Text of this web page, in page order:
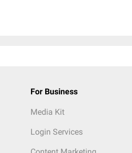
For Business
Media Kit
Login Services